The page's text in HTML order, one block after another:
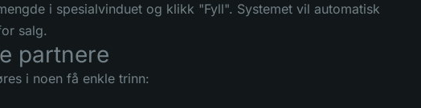
i spesialvinduet og klikk "Fyll". Systemet vil automatisk
salg.
partnere
i noen få enkle trinn: